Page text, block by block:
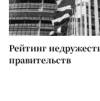
Рейтинг
правительств